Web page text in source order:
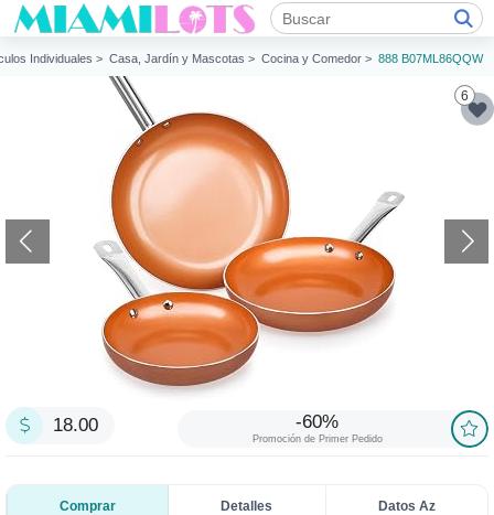
Individuales > Casa, Jardín y Mascotas > Cocina y Comedor > 888 B07ML86QQW
6
18.00 -60%
Promoción de Primer Pedido
Comprar Detalles Datos Az